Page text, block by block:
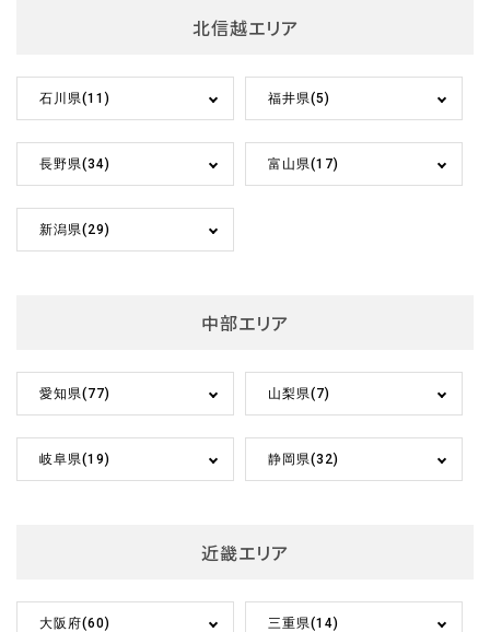
北信越エリア
石川県(11) 福井県(5)
長野県(34) 富山県(17)
新潟県(29)
中部エリア
愛知県(77) 山梨県(7)
岐阜県(19) 静岡県(32)
近畿エリア
大阪府(60) 三重県(14)